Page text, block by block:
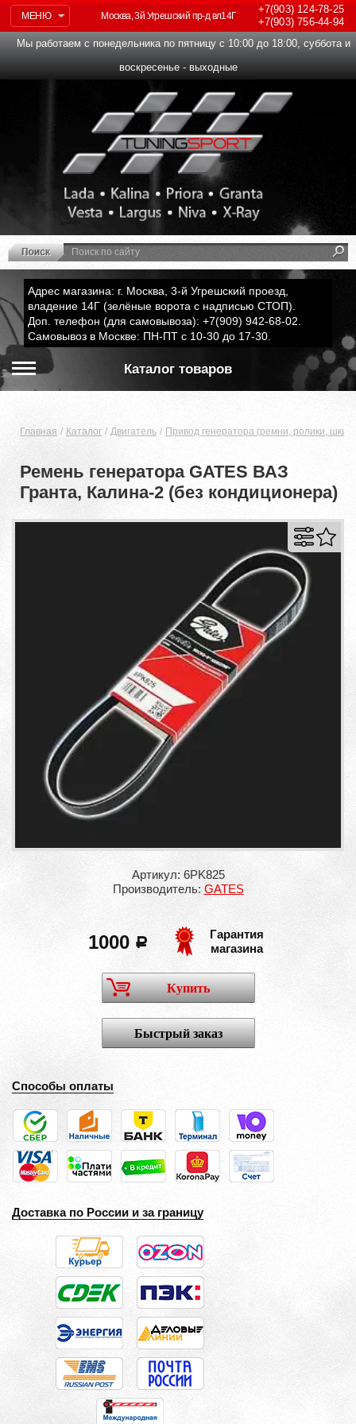
МЕНЮ
+7(903)124-78-25
+7(903)756-44-94
Москва, 3й Угрешский пр-д вл14Г
Мы работаем с понедельника по пятницу с 10:00 до 18:00, суббота и
воскресенье - выходные
Адрес магазина: г. Москва, 3-й Угрешский проезд,
владение 14Г (зелёные ворота с надписью СТОП).
Доп. телефон (для самовывоза): +7(909) 942-68-02.
Самовывоз в Москве: ПН-ПТ с 10-30 до 17-30.
Каталог товаров
Главная Каталог Двигатель Привод генератора (ремни, ролики,
Ремень генератора GATES ВАЗ
Гранта, Калина-2 (без кондиционера)
Артикул: 6PK825
Производитель: GATES
1000 a
Гарантия
магазина
Купить
Быстрый заказ
Способы оплаты
Доставка по России и за границу